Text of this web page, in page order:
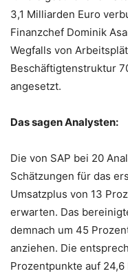
3,1 Milliarden Euro
Finanzchef Dominik
Wegfalls von
Beschäftigtenstruktur
angesetzt.
Das sagen Analysten:
Die von SAP bei 20
Schätzungen für das
Umsatzplus von 13
erwarten. Das
demnach um 45
anziehen. Die
Prozentpunkte auf